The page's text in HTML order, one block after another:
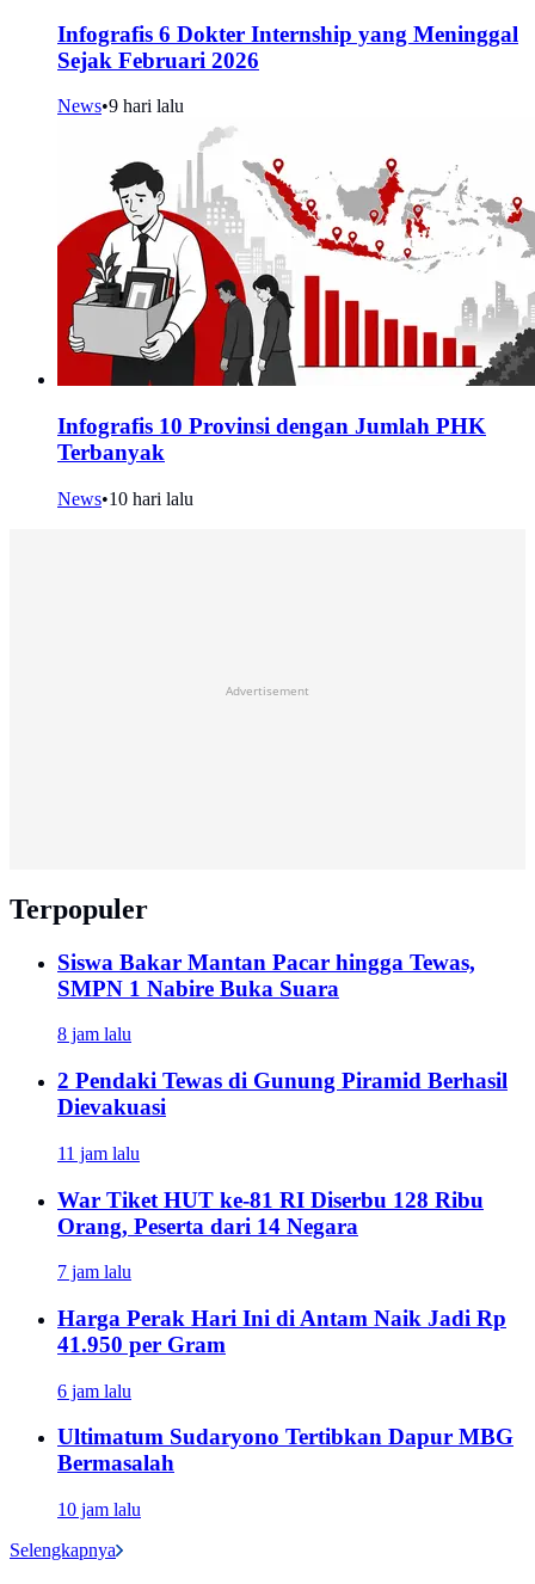
Infografis 6 Dokter Internship yang Meninggal
Sejak Februari 2026
News•9 hari lalu
Infografis 10 Provinsi dengan Jumlah PHK
Terbanyak
News•10 hari lalu
Advertisement
Terpopuler
Siswa Bakar Mantan Pacar hingga Tewas,
SMPN 1 Nabire Buka Suara
8 jam lalu
2 Pendaki Tewas di Gunung Piramid Berhasil
Dievakuasi
11 jam lalu
War Tiket HUT ke-81 RI Diserbu 128 Ribu
Orang, Peserta dari 14 Negara
7 jam lalu
Harga Perak Hari Ini di Antam Naik Jadi Rp
41.950 per Gram
6 jam lalu
Ultimatum Sudaryono Tertibkan Dapur MBG
Bermasalah
10 jam lalu
Selengkapnya